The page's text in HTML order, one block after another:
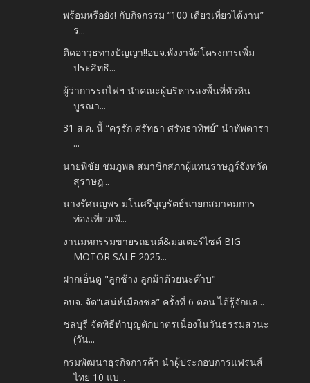
พร้อมหรือยัง! กับกิจกรรม “100 เดียวเที่ยวได้งาน”
ร...
ติดอาวุธทางปัญญา!!อบจ.พังงาจัดโครงการเพิ่ม
ประสิทธิ...
ผู้ว่าการรถไฟฯ นำคณะผู้บริหารลงพื้นที่หัวหิน
บูรณา...
31 ส.ค. นี้ “ครูรัก ศรัทธา ศรัทธาทิพย์” นำทัพดารา
...
นายพิชัย ชมภูพล สมาชิกสภาผู้แทนราษฎร์จังหวัด
สุราษฎ...
นางรัศนญพร มโนศรีบุญรัตธ์นายกสมาคมการ
ท่องเที่ยวเพื...
งานมหกรรมขายรถยนต์&มอเตอร์ไซค์ BIG
MOTOR SALE 2025...
ฝากเอ็นดู "ลูกช้าง ลูกม้าด้วยนะค๊าบ"
อบจ. จัด“เสน่ห์เมืองชล” ครั้งที่ 6 ตอน ได้รู้จักแล...
ชลบุรี จัดพิธีทำบุญตักบาตรเนื่องในวันธรรมสวนะ
(วัน...
กรมพัฒนาธุรกิจการค้า นำผู้ประกอบการแฟรนส์
ไทย 10 แบ...